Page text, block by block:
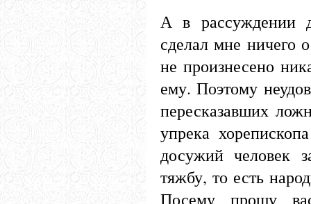
А в рассуждении
сделал мне ничего
не произнесено
ему. Поэтому
пересказавших
упрека
досужий человек
тяжбу, то есть
Посему прошу